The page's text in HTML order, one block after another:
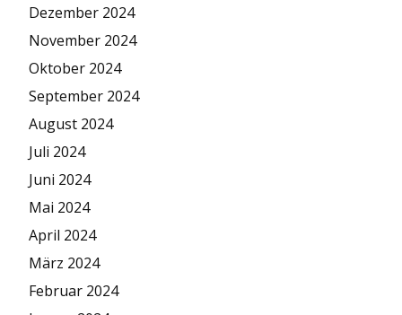
Dezember 2024
November 2024
Oktober 2024
September 2024
August 2024
Juli 2024
Juni 2024
Mai 2024
April 2024
März 2024
Februar 2024